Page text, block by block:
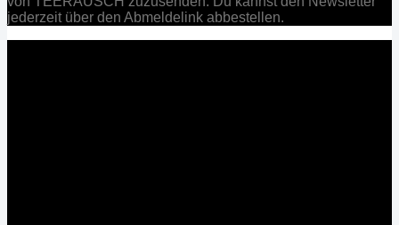
jederzeit über den Abmeldelink abbestellen.